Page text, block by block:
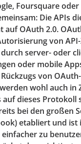
Foursquare
Die APIs
auf OAuth 2.0.
von
server- oder
oder mobile
von
wohl auch in
auf dieses Protokoll
bei den großen
etabliert und ist
zu